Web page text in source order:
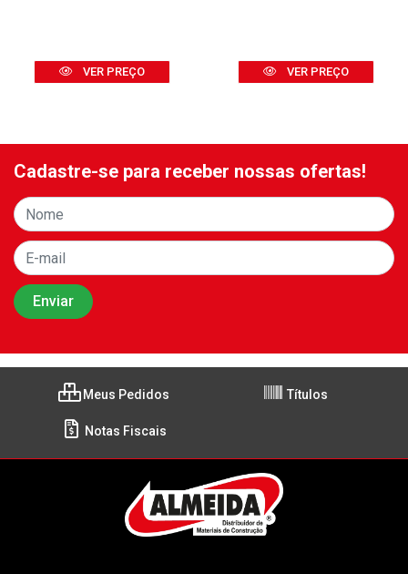
VER PREÇO VER PREÇO
Cadastre-se para receber nossas ofertas!
Meus Pedidos Títulos
Notas Fiscais